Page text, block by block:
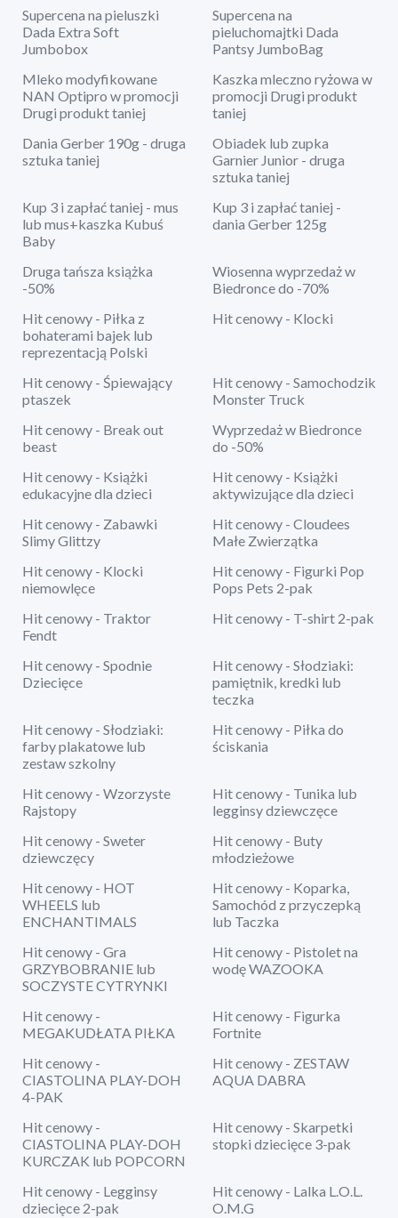
Supercena na pieluszki
Dada Extra Soft
Jumbobox
Supercena na
pieluchomajtki Dada
Pantsy JumboBag
Mleko modyfikowane
NAN Optipro w promocji
Drugi produkt taniej
Kaszka mleczno ryżowa w
promocji Drugi produkt
taniej
Dania Gerber 190g - druga
sztuka taniej
Obiadek lub zupka
Garnier Junior - druga
sztuka taniej
Kup 3 i zapłać taniej - mus
lub mus+kaszka Kubuś
Baby
Kup 3 i zapłać taniej -
dania Gerber 125g
Druga tańsza książka
-50%
Wiosenna wyprzedaż w
Biedronce do -70%
Hit cenowy - Piłka z
bohaterami bajek lub
reprezentacją Polski
Hit cenowy - Klocki
Hit cenowy - Śpiewający
ptaszek
Hit cenowy - Samochodzik
Monster Truck
Hit cenowy - Break out
beast
Wyprzedaż w Biedronce
do -50%
Hit cenowy - Książki
edukacyjne dla dzieci
Hit cenowy - Książki
aktywizujące dla dzieci
Hit cenowy - Zabawki
Slimy Glittzy
Hit cenowy - Cloudees
Małe Zwierzątka
Hit cenowy - Klocki
niemowlęce
Hit cenowy - Figurki Pop
Pops Pets 2-pak
Hit cenowy - Traktor
Fendt
Hit cenowy - T-shirt 2-pak
Hit cenowy - Spodnie
Dziecięce
Hit cenowy - Słodziaki:
pamiętnik, kredki lub
teczka
Hit cenowy - Słodziaki:
farby plakatowe lub
zestaw szkolny
Hit cenowy - Piłka do
ściskania
Hit cenowy - Wzorzyste
Rajstopy
Hit cenowy - Tunika lub
legginsy dziewczęce
Hit cenowy - Sweter
dziewczęcy
Hit cenowy - Buty
młodzieżowe
Hit cenowy - HOT
WHEELS lub
ENCHANTIMALS
Hit cenowy - Koparka,
Samochód z przyczepką
lub Taczka
Hit cenowy - Gra
GRZYBOBRANIE lub
SOCZYSTE CYTRYNKI
Hit cenowy - Pistolet na
wodę WAZOOKA
Hit cenowy -
MEGAKUDŁATA PIŁKA
Hit cenowy - Figurka
Fortnite
Hit cenowy -
CIASTOLINA PLAY-DOH
4-PAK
Hit cenowy - ZESTAW
AQUA DABRA
Hit cenowy -
CIASTOLINA PLAY-DOH
KURCZAK lub POPCORN
Hit cenowy - Skarpetki
stopki dziecięce 3-pak
Hit cenowy - Legginsy
dziecięce 2-pak
Hit cenowy - Lalka L.O.L.
O.M.G